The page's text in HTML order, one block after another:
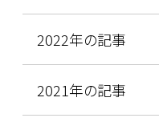
2022年の記事
2021年の記事